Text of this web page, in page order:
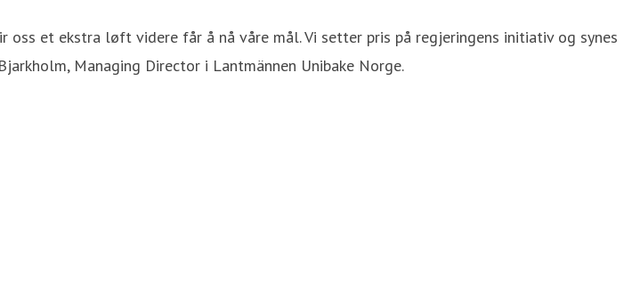
et ekstra løft videre får å nå våre mål. Vi setter pris på regjeringens initiativ og synes
Managing Director i Lantmännen Unibake Norge.